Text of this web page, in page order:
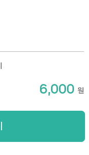
6,000 원